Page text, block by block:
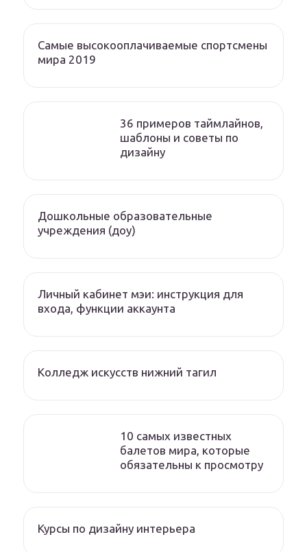
Самые высокооплачиваемые спортсмены
мира 2019
36 примеров таймлайнов,
шаблоны и советы по
дизайну
Дошкольные образовательные
учреждения (доу)
Личный кабинет мэи: инструкция для
входа, функции аккаунта
Колледж искусств нижний тагил
10 самых известных
балетов мира, которые
обязательны к просмотру
Курсы по дизайну интерьера